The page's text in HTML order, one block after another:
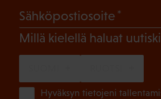
Sähköpostiosoite
Millä kielellä haluat
Hyväksyn tietojeni